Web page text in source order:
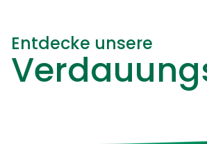
Entdecke unsere